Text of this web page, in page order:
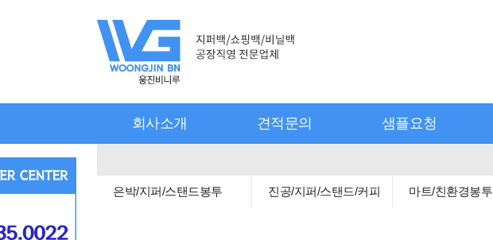
회사소개 견적문의 샘플요청
은박/지퍼/스탠드봉투 진공/지퍼/스탠드/커피 마트/친환경봉투